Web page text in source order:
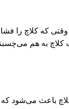
که کلاچ را
به هم می‌چسبند
باعث می‌شود